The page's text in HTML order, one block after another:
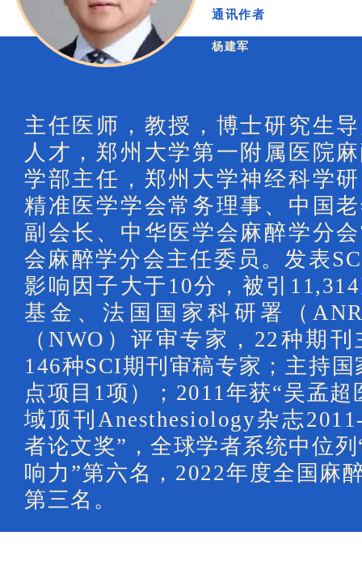
通讯作者
杨建军
主任医师，教授，博士研究生
人才，郑州大学第一附属医院
学部主任，郑州大学神经科学
精准医学学会常务理事、中国
副会长、中华医学会麻醉学分
会麻醉学分会主任委员。发表
影响因子大于10分，被引
基金、法国国家科研署（
（NWO）评审专家，22种期
146种SCI期刊审稿专家；主持
点项目1项）；2011年获“吴孟
域顶刊Anesthesiology杂志
者论文奖”，全球学者系统中位
响力”第六名，2022年度全国麻
第三名。